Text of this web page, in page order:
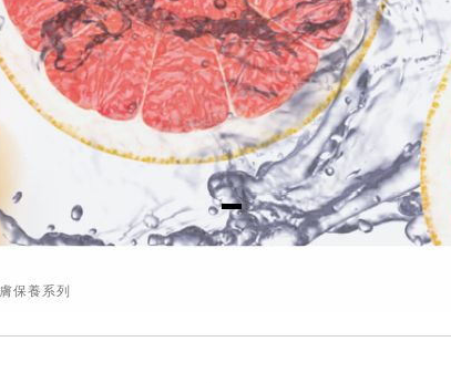
保養系列